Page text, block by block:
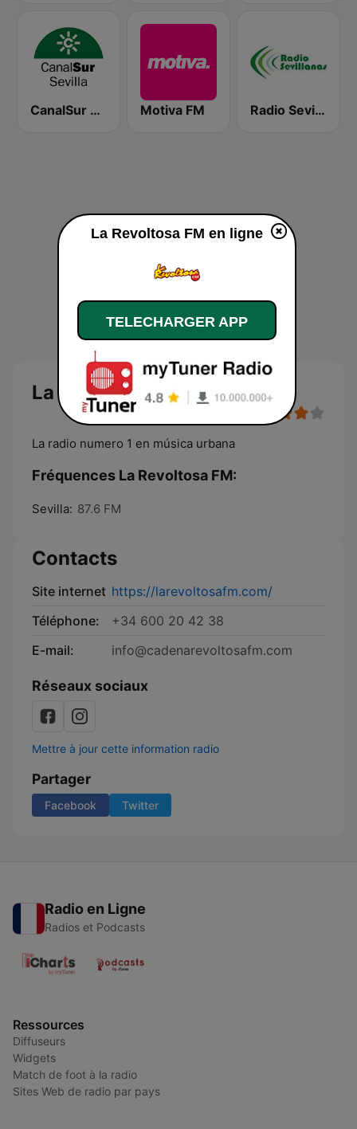
CanalSur Radio Sevilla Motiva FM Radio Sevillanas
La Revoltosa FM
La radio numero 1 en música urbana
Fréquences La Revoltosa FM:
Sevilla: 87.6 FM
Contacts
Site internet https://larevoltosafm.com/
Téléphone:
+34 600 20 42 38
E-mail:
info@cadenarevoltosafm.com
Réseaux sociaux
Mettre à jour cette information radio
Partager
Facebook Twitter
Radio en Ligne
Radios et Podcasts
Ressources
Diffuseurs
Widgets
Match de foot à la radio
Sites Web de radio par pays
La Revoltosa FM en ligne
TELECHARGER APP